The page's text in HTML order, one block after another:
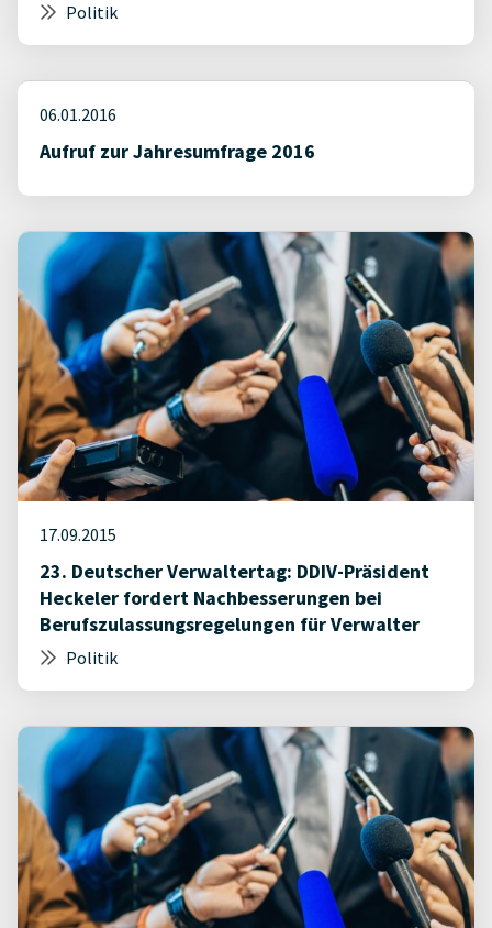
Politik
06.01.2016
Aufruf zur Jahresumfrage 2016
17.09.2015
23. Deutscher Verwaltertag: DDIV-Präsident
Heckeler fordert Nachbesserungen bei
Berufszulassungsregelungen für Verwalter
Politik